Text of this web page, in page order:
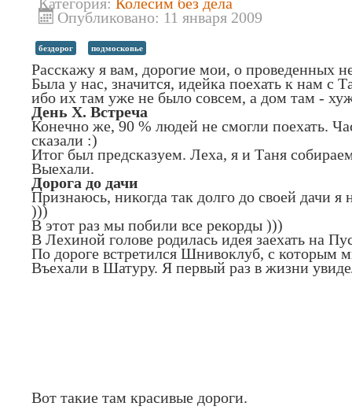
Опубликовано: 11 января 2009
бездорог подмосковье
Расскажу я вам, дорогие мои, о проведенных
Была у нас, значится, идейка поехать к нам с
ибо их там уже не было совсем, а дом там -
День Х. Встреча
Конечно же, 90 % людей не смогли поехать.
сказали :)
Итог был предсказуем. Леха, я и Таня
Выехали.
Дорога до дачи
Признаюсь, никогда так долго до своей дачи
)))
В этот раз мы побили все рекорды )))
В Лехиной голове родилась идея заехать на
По дороге встретился Шнивоклуб, с которым
Въехали в Шатуру. Я первый раз в жизни
Вот такие там красивые дороги.